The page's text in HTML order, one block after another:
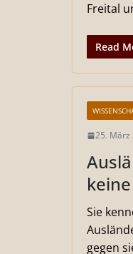
Freital
Read
25. März
Sie
gegen